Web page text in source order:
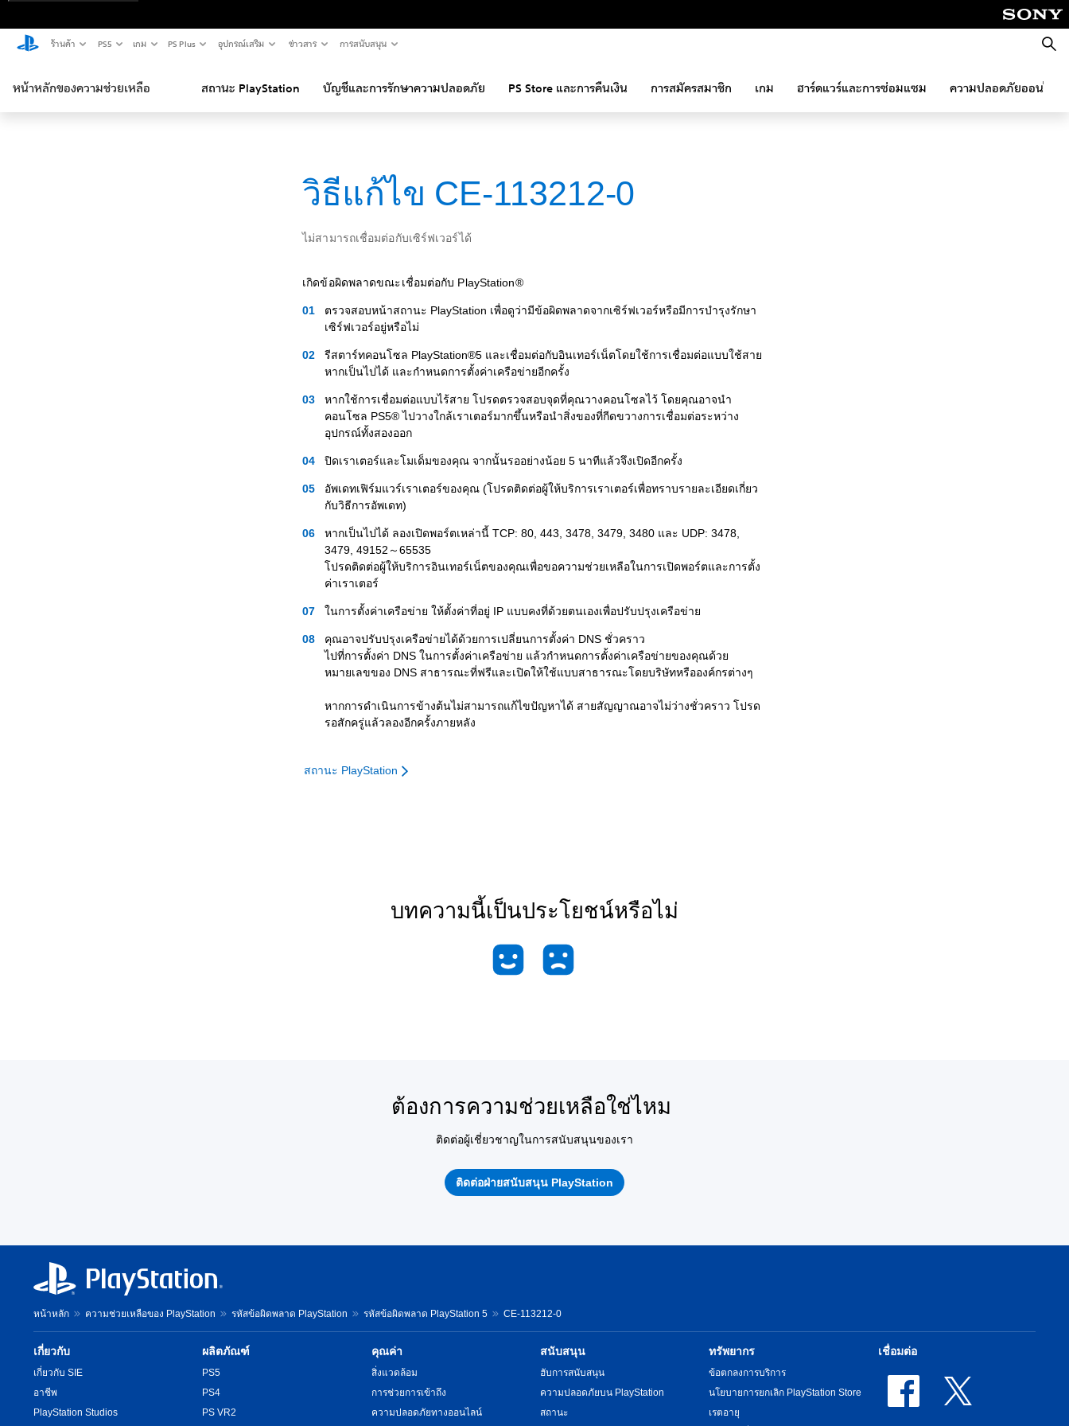
ร้านค้า PS5 เกม PS Plus อุปกรณ์เสริม ข่าวสาร การสนับสนุน ค้นหา
หน้าหลักของความช่วยเหลือ สถานะ PlayStation บัญชีและการรักษาความปลอดภัย PS Store และการคืนเงิน การสมัครสมาชิก เกม ฮาร์ดแวร์และการซ่อมแซม ความปลอดภัยออนไลน์
วิธีแก้ไข CE-113212-0
ไม่สามารถเชื่อมต่อกับเซิร์ฟเวอร์ได้
เกิดข้อผิดพลาดขณะเชื่อมต่อกับ PlayStation®
ตรวจสอบหน้าสถานะ PlayStation เพื่อดูว่ามีข้อผิดพลาดจากเซิร์ฟเวอร์หรือมีการบำรุงรักษา
เซิร์ฟเวอร์อยู่หรือไม่
รีสตาร์ทคอนโซล PlayStation®5 และเชื่อมต่อกับอินเทอร์เน็ตโดยใช้การเชื่อมต่อแบบใช้สาย
หากเป็นไปได้ และกำหนดการตั้งค่าเครือข่ายอีกครั้ง
หากใช้การเชื่อมต่อแบบไร้สาย โปรดตรวจสอบจุดที่คุณวางคอนโซลไว้ โดยคุณอาจนำ
คอนโซล PS5® ไปวางใกล้เราเตอร์มากขึ้นหรือนำสิ่งของที่กีดขวางการเชื่อมต่อระหว่าง
อุปกรณ์ทั้งสองออก
ปิดเราเตอร์และโมเด็มของคุณ จากนั้นรออย่างน้อย 5 นาทีแล้วจึงเปิดอีกครั้ง
อัพเดทเฟิร์มแวร์เราเตอร์ของคุณ (โปรดติดต่อผู้ให้บริการเราเตอร์เพื่อทราบรายละเอียดเกี่ยว
กับวิธีการอัพเดท)
หากเป็นไปได้ ลองเปิดพอร์ตเหล่านี้ TCP: 80, 443, 3478, 3479, 3480 และ UDP: 3478,
3479, 49152～65535
โปรดติดต่อผู้ให้บริการอินเทอร์เน็ตของคุณเพื่อขอความช่วยเหลือในการเปิดพอร์ตและการตั้ง
ค่าเราเตอร์
ในการตั้งค่าเครือข่าย ให้ตั้งค่าที่อยู่ IP แบบคงที่ด้วยตนเองเพื่อปรับปรุงเครือข่าย
คุณอาจปรับปรุงเครือข่ายได้ด้วยการเปลี่ยนการตั้งค่า DNS ชั่วคราว
ไปที่การตั้งค่า DNS ในการตั้งค่าเครือข่าย แล้วกำหนดการตั้งค่าเครือข่ายของคุณด้วย
หมายเลขของ DNS สาธารณะที่ฟรีและเปิดให้ใช้แบบสาธารณะโดยบริษัทหรือองค์กรต่างๆ
หากการดำเนินการข้างต้นไม่สามารถแก้ไขปัญหาได้ สายสัญญาณอาจไม่ว่างชั่วคราว โปรด
รอสักครู่แล้วลองอีกครั้งภายหลัง
สถานะ PlayStation
บทความนี้เป็นประโยชน์หรือไม่
ต้องการความช่วยเหลือใช่ไหม
ติดต่อผู้เชี่ยวชาญในการสนับสนุนของเรา
ติดต่อฝ่ายสนับสนุน PlayStation
หน้าหลัก ความช่วยเหลือของ PlayStation รหัสข้อผิดพลาด PlayStation รหัสข้อผิดพลาด PlayStation 5 CE-113212-0
เกี่ยวกับ
เกี่ยวกับ SIE
อาชีพ
PlayStation Studios
ผลิตภัณฑ์
PS5
PS4
PS VR2
คุณค่า
สิ่งแวดล้อม
การช่วยการเข้าถึง
ความปลอดภัยทางออนไลน์
สนับสนุน
ฮับการสนับสนุน
ความปลอดภัยบน PlayStation
สถานะ
ทรัพยากร
ข้อตกลงการบริการ
นโยบายการยกเลิก PlayStation Store
เรตอายุ
เชื่อมต่อ